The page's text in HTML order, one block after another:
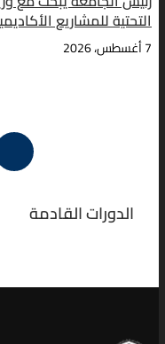
التحتية للمشاريع
الدورات القادمة